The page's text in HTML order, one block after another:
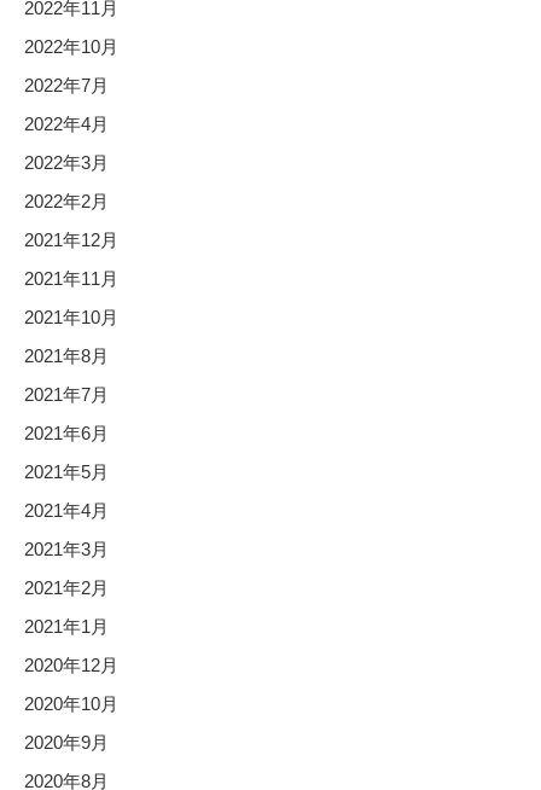
2022年11月
2022年10月
2022年7月
2022年4月
2022年3月
2022年2月
2021年12月
2021年11月
2021年10月
2021年8月
2021年7月
2021年6月
2021年5月
2021年4月
2021年3月
2021年2月
2021年1月
2020年12月
2020年10月
2020年9月
2020年8月